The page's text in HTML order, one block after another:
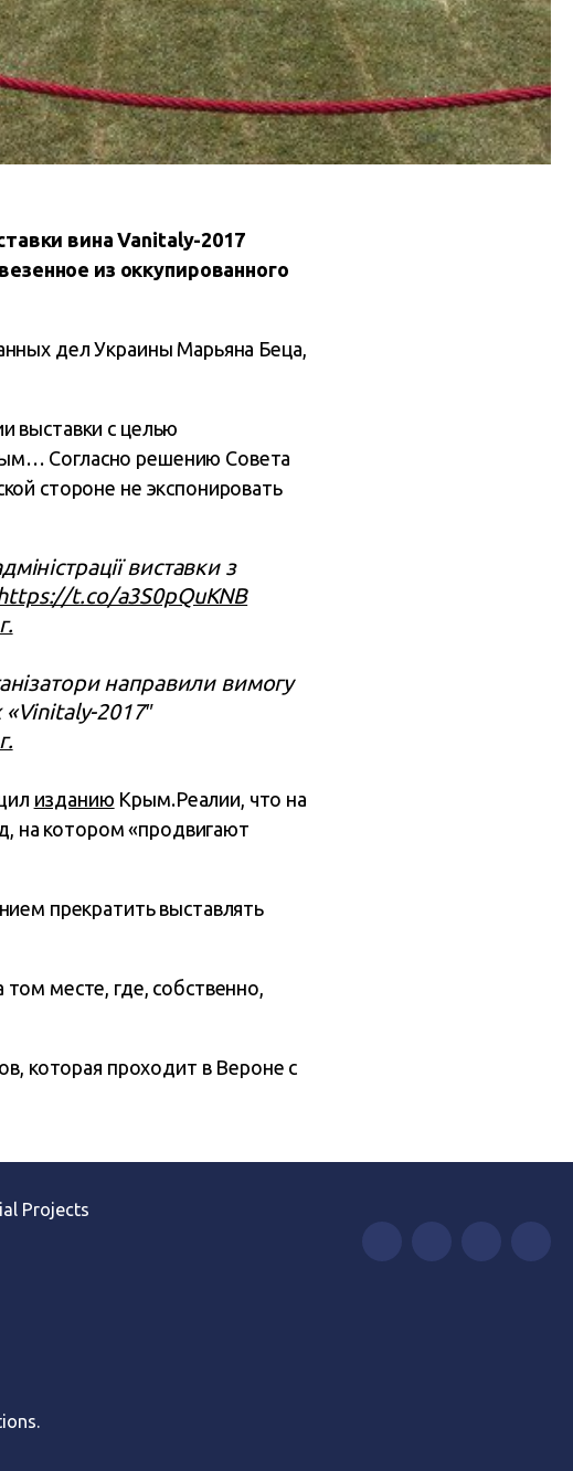
вина Vanitaly-2017
из оккупированного
дел Украины Марьяна Беца,
выставки с целью
Согласно решению Совета
стороне не экспонировать
виставки з
t.co/a3S0pQuKNB
направили вимогу
2017″
изданию Крым.Реалии, что на
на котором «продвигают
прекратить выставлять
месте, где, собственно,
которая проходит в Вероне с
Projects